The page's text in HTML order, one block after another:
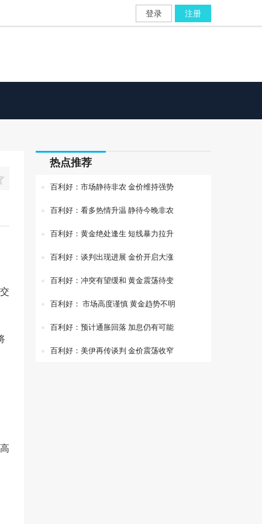
登录 注册
热点推荐
百利好：市场静待非农 金价维持强势
百利好：看多热情升温 静待今晚非农
百利好：黄金绝处逢生 短线暴力拉升
百利好：谈判出现进展 金价开启大涨
百利好：冲突有望缓和 黄金震荡待变
百利好： 市场高度谨慎 黄金趋势不明
百利好：预计通胀回落 加息仍有可能
百利好：美伊再传谈判 金价震荡收窄